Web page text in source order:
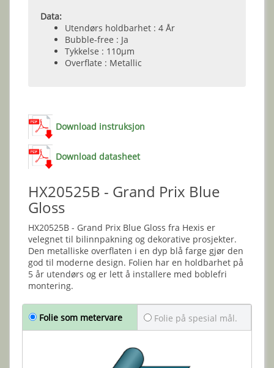
Data:
Utendørs holdbarhet : 4 År
Bubble-free : Ja
Tykkelse : 110µm
Overflate : Metallic
Download instruksjon
Download datasheet
HX20525B - Grand Prix Blue
Gloss
HX20525B - Grand Prix Blue Gloss fra Hexis er
velegnet til bilinnpakning og dekorative prosjekter.
Den metalliske overflaten i en dyp blå farge gjør den
god til moderne design. Folien har en holdbarhet på
5 år utendørs og er lett å installere med boblefri
montering.
Folie som metervare Folie på spesial mål.